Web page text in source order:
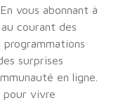
vous abonnant à
courant des
surprises
en ligne.
pour vivre